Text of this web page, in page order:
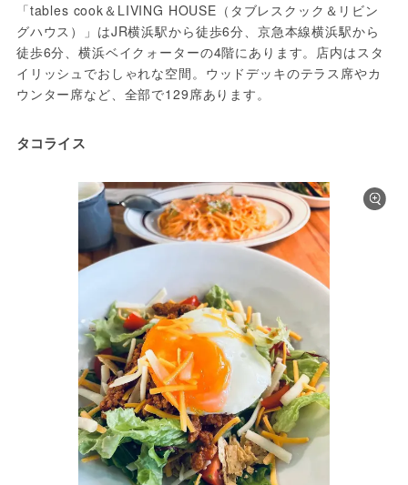
「tables cook＆LIVING HOUSE（タブレスクック＆リビン
グハウス）」はJR横浜駅から徒歩6分、京急本線横浜駅から
徒歩6分、横浜ベイクォーターの4階にあります。店内はスタ
イリッシュでおしゃれな空間。ウッドデッキのテラス席やカ
ウンター席など、全部で129席あります。
タコライス